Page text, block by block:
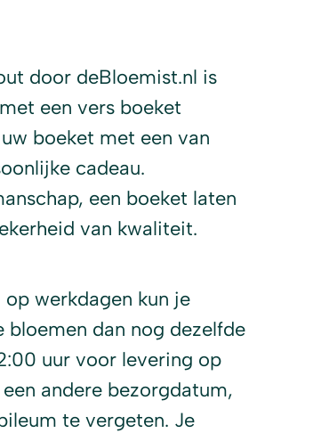
door deBloemist.nl is
een vers boeket
boeket met een van
cadeau.
een boeket laten
van kwaliteit.
werkdagen kun je
bloemen dan nog dezelfde
uur voor levering op
andere bezorgdatum,
te vergeten. Je